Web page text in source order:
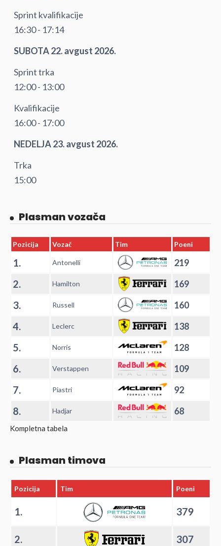
Sprint kvalifikacije
16:30 - 17:14
SUBOTA 22. avgust 2026.
Sprint trka
12:00 - 13:00
Kvalifikacije
16:00 - 17:00
NEDELJA 23. avgust 2026.
Trka
15:00
Plasman vozača
Pozicija Vozač Tim Poeni
1. Antonelli 219
2. Hamilton 169
3. Russell 160
4. Leclerc 138
5. Norris 128
6. Verstappen 109
7. Piastri 92
8. Hadjar 68
Kompletna tabela
Plasman timova
Pozicija Tim Poeni
1. 379
2. 307